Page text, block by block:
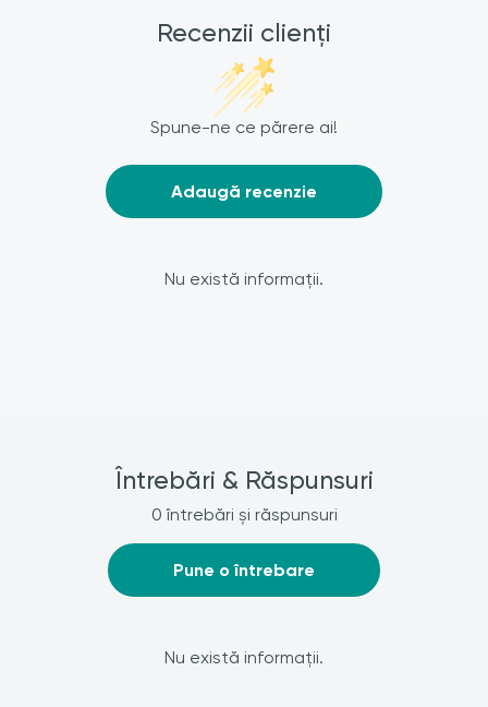
Recenzii clienți
Spune-ne ce părere ai!
Adaugă recenzie
Nu există informații.
Întrebări & Răspunsuri
0 întrebări și răspunsuri
Pune o întrebare
Nu există informații.